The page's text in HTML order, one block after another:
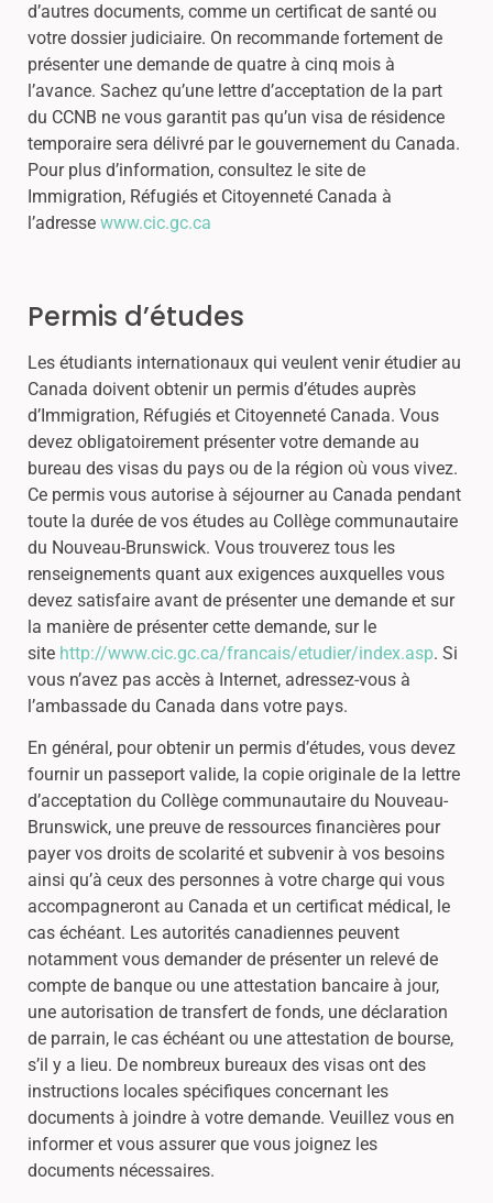
d’autres documents, comme un certificat de santé ou
votre dossier judiciaire. On recommande fortement de
présenter une demande de quatre à cinq mois à
l’avance. Sachez qu’une lettre d’acceptation de la part
du CCNB ne vous garantit pas qu’un visa de résidence
temporaire sera délivré par le gouvernement du Canada.
Pour plus d’information, consultez le site de
Immigration, Réfugiés et Citoyenneté Canada à
l’adresse www.cic.gc.ca
Permis d’études
Les étudiants internationaux qui veulent venir étudier au
Canada doivent obtenir un permis d’études auprès
d’Immigration, Réfugiés et Citoyenneté Canada. Vous
devez obligatoirement présenter votre demande au
bureau des visas du pays ou de la région où vous vivez.
Ce permis vous autorise à séjourner au Canada pendant
toute la durée de vos études au Collège communautaire
du Nouveau-Brunswick. Vous trouverez tous les
renseignements quant aux exigences auxquelles vous
devez satisfaire avant de présenter une demande et sur
la manière de présenter cette demande, sur le
site http://www.cic.gc.ca/francais/etudier/index.asp. Si
vous n’avez pas accès à Internet, adressez-vous à
l’ambassade du Canada dans votre pays.
En général, pour obtenir un permis d’études, vous devez
fournir un passeport valide, la copie originale de la lettre
d’acceptation du Collège communautaire du Nouveau-
Brunswick, une preuve de ressources financières pour
payer vos droits de scolarité et subvenir à vos besoins
ainsi qu’à ceux des personnes à votre charge qui vous
accompagneront au Canada et un certificat médical, le
cas échéant. Les autorités canadiennes peuvent
notamment vous demander de présenter un relevé de
compte de banque ou une attestation bancaire à jour,
une autorisation de transfert de fonds, une déclaration
de parrain, le cas échéant ou une attestation de bourse,
s’il y a lieu. De nombreux bureaux des visas ont des
instructions locales spécifiques concernant les
documents à joindre à votre demande. Veuillez vous en
informer et vous assurer que vous joignez les
documents nécessaires.